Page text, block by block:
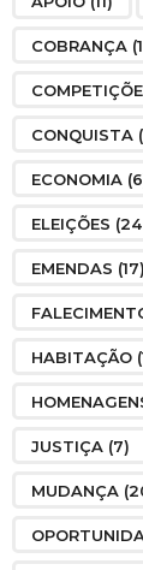
COBRANÇA
CONQUISTA
ECONOMIA
ELEIÇÕES
EMENDAS (17)
HABITAÇÃO
JUSTIÇA (7)
MUDANÇA